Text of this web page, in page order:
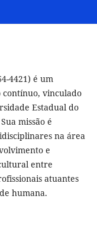
4421) é um
vinculado
Estadual do
missão é
na área
e
entre
atuantes
humana.